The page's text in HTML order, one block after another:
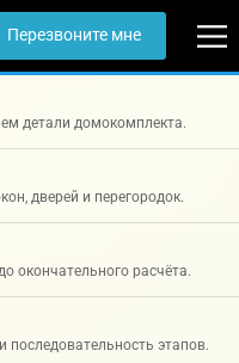
Перезвоните мне
детали домокомплекта.
дверей и перегородок.
окончательного расчёта.
последовательность этапов.